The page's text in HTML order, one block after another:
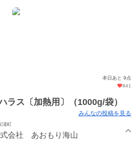
本日あと 9点
841
ラス〔加熱用〕（1000g/袋）
みんなの投稿を見る
浦町
式会社 あおもり海山